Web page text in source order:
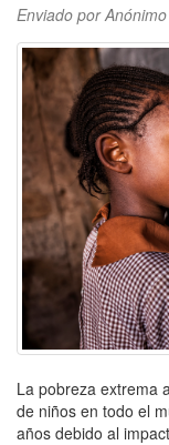
Enviado porAnónimo
La pobreza extrema
de niños en todo el
años debido al